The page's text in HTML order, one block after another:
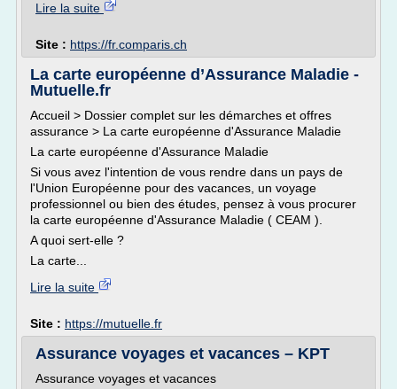
Lire la suite
Site : https://fr.comparis.ch
La carte européenne d’Assurance Maladie -
Mutuelle.fr
Accueil > Dossier complet sur les démarches et offres
assurance > La carte européenne d'Assurance Maladie
La carte européenne d'Assurance Maladie
Si vous avez l'intention de vous rendre dans un pays de
l'Union Européenne pour des vacances, un voyage
professionnel ou bien des études, pensez à vous procurer
la carte européenne d'Assurance Maladie ( CEAM ).
A quoi sert-elle ?
La carte...
Lire la suite
Site : https://mutuelle.fr
Assurance voyages et vacances – KPT
Assurance voyages et vacances